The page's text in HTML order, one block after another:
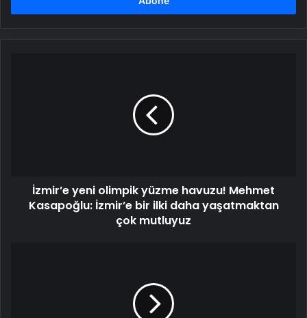
daha
İzmir’e yeni olimpik yüzme havuzu! Mehmet
Kasapoğlu: İzmir’e bir ilki daha yaşatmaktan
çok mutluyuz